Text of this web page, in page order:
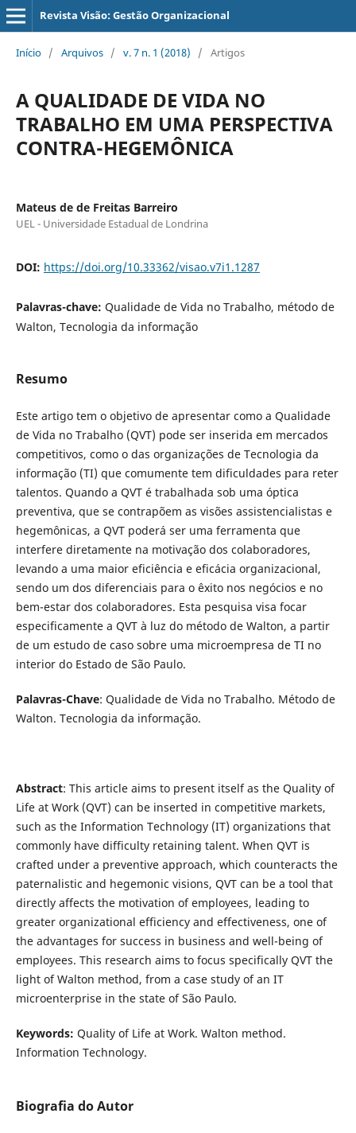
Revista Visão: Gestão Organizacional
Início / Arquivos / v. 7 n. 1 (2018) / Artigos
A QUALIDADE DE VIDA NO
TRABALHO EM UMA PERSPECTIVA
CONTRA-HEGEMÔNICA
Mateus de de Freitas Barreiro
UEL - Universidade Estadual de Londrina
DOI: https://doi.org/10.33362/visao.v7i1.1287
Palavras-chave: Qualidade de Vida no Trabalho, método de
Walton, Tecnologia da informação
Resumo
Este artigo tem o objetivo de apresentar como a Qualidade
de Vida no Trabalho (QVT) pode ser inserida em mercados
competitivos, como o das organizações de Tecnologia da
informação (TI) que comumente tem dificuldades para reter
talentos. Quando a QVT é trabalhada sob uma óptica
preventiva, que se contrapõem as visões assistencialistas e
hegemônicas, a QVT poderá ser uma ferramenta que
interfere diretamente na motivação dos colaboradores,
levando a uma maior eficiência e eficácia organizacional,
sendo um dos diferenciais para o êxito nos negócios e no
bem-estar dos colaboradores. Esta pesquisa visa focar
especificamente a QVT à luz do método de Walton, a partir
de um estudo de caso sobre uma microempresa de TI no
interior do Estado de São Paulo.
Palavras-Chave: Qualidade de Vida no Trabalho. Método de
Walton. Tecnologia da informação.
Abstract: This article aims to present itself as the Quality of
Life at Work (QVT) can be inserted in competitive markets,
such as the Information Technology (IT) organizations that
commonly have difficulty retaining talent. When QVT is
crafted under a preventive approach, which counteracts the
paternalistic and hegemonic visions, QVT can be a tool that
directly affects the motivation of employees, leading to
greater organizational efficiency and effectiveness, one of
the advantages for success in business and well-being of
employees. This research aims to focus specifically QVT the
light of Walton method, from a case study of an IT
microenterprise in the state of São Paulo.
Keywords: Quality of Life at Work. Walton method.
Information Technology.
Biografia do Autor